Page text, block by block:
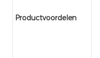
Productvoordelen